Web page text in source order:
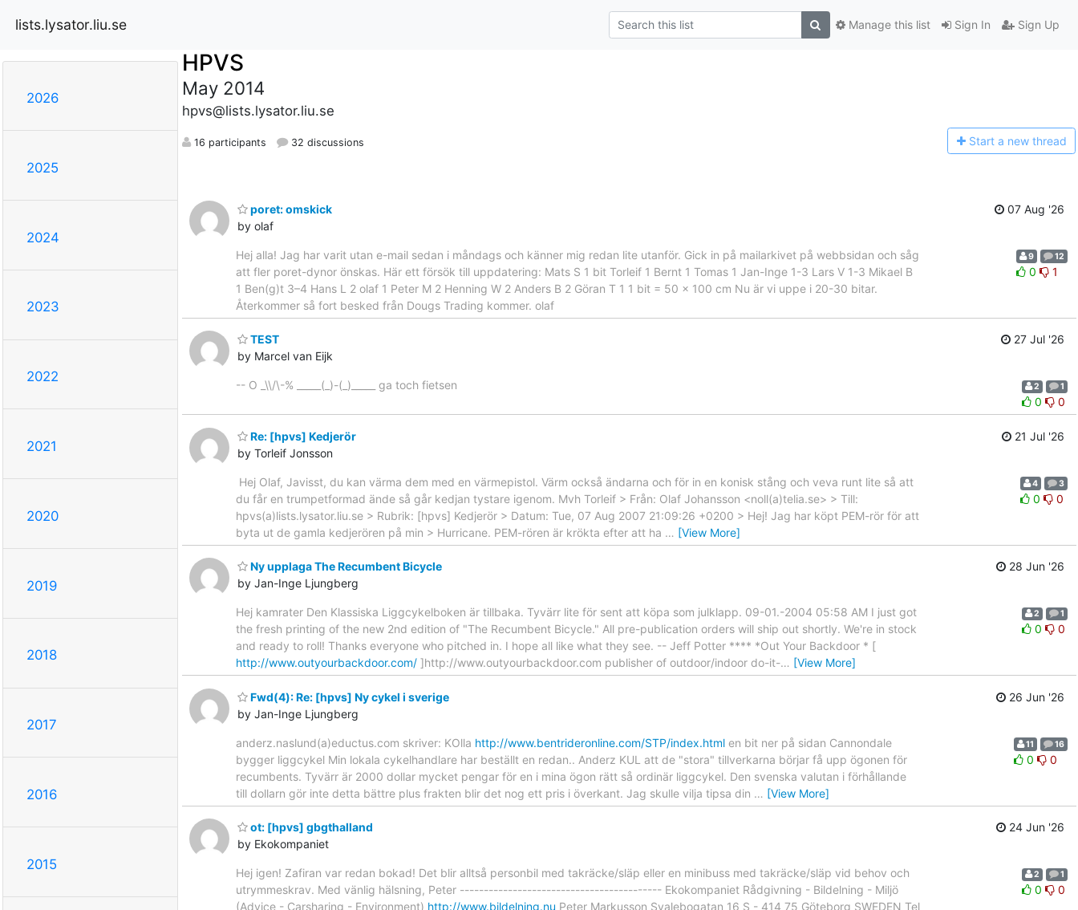
lists.lysator.liu.se Sign In Sign Up
Manage this list
2026
2025
2024
2023
2022
2021
2020
2019
2018
2017
2016
2015
HPVS
May 2014
hpvs@lists.lysator.liu.se
16 participants 32 discussions Start a new thread
poret: omskick
by olaf
07 Aug '26
Hej alla! Jag har varit utan e-mail sedan i måndags och känner mig redan lite utanför. Gick in på mailarkivet på webbsidan och såg
att fler poret-dynor önskas. Här ett försök till uppdatering: Mats S 1 bit Torleif 1 Bernt 1 Tomas 1 Jan-Inge 1-3 Lars V 1-3 Mikael B
1 Ben(g)t 3–4 Hans L 2 olaf 1 Peter M 2 Henning W 2 Anders B 2 Göran T 1 1 bit = 50 x 100 cm Nu är vi uppe i 20-30 bitar.
Återkommer så fort besked från Dougs Trading kommer. olaf
9 12
0 1
TEST
by Marcel van Eijk
27 Jul '26
-- O _\\/\-% _____(_)-(_)_____ ga toch fietsen 2 1
0 0
Re: [hpvs] Kedjerör
by Torleif Jonsson
21 Jul '26
Hej Olaf, Javisst, du kan värma dem med en värmepistol. Värm också ändarna och för in en konisk stång och veva runt lite så att
du får en trumpetformad ände så går kedjan tystare igenom. Mvh Torleif > Från: Olaf Johansson <noll(a)telia.se> > Till:
hpvs(a)lists.lysator.liu.se > Rubrik: [hpvs] Kedjerör > Datum: Tue, 07 Aug 2007 21:09:26 +0200 > Hej! Jag har köpt PEM-rör för att
byta ut de gamla kedjerören på min > Hurricane. PEM-rören är krökta efter att ha … [View More]
4 3
0 0
Ny upplaga The Recumbent Bicycle
by Jan-Inge Ljungberg
28 Jun '26
Hej kamrater Den Klassiska Liggcykelboken är tillbaka. Tyvärr lite för sent att köpa som julklapp. 09-01.-2004 05:58 AM I just got
the fresh printing of the new 2nd edition of "The Recumbent Bicycle." All pre-publication orders will ship out shortly. We're in stock
and ready to roll! Thanks everyone who pitched in. I hope all like what they see. -- Jeff Potter **** *Out Your Backdoor * [
http://www.outyourbackdoor.com/ ]http://www.outyourbackdoor.com publisher of outdoor/indoor do-it-… [View More]
2 1
0 0
Fwd(4): Re: [hpvs] Ny cykel i sverige
by Jan-Inge Ljungberg
26 Jun '26
anderz.naslund(a)eductus.com skriver: KOlla http://www.bentrideronline.com/STP/index.html en bit ner på sidan Cannondale
bygger liggcykel Min lokala cykelhandlare har beställt en redan.. Anderz KUL att de "stora" tillverkarna börjar få upp ögonen för
recumbents. Tyvärr är 2000 dollar mycket pengar för en i mina ögon rätt så ordinär liggcykel. Den svenska valutan i förhållande
till dollarn gör inte detta bättre plus frakten blir det nog ett pris i överkant. Jag skulle vilja tipsa din … [View More]
11 16
0 0
ot: [hpvs] gbgthalland
by Ekokompaniet
24 Jun '26
Hej igen! Zafiran var redan bokad! Det blir alltså personbil med takräcke/släp eller en minibuss med takräcke/släp vid behov och
utrymmeskrav. Med vänlig hälsning, Peter ------------------------------------------ Ekokompaniet Rådgivning - Bildelning - Miljö
(Advice - Carsharing - Environment) http://www.bildelning.nu Peter Markusson Svalebogatan 16 S - 414 75 Göteborg SWEDEN Tel
2 1
0 0